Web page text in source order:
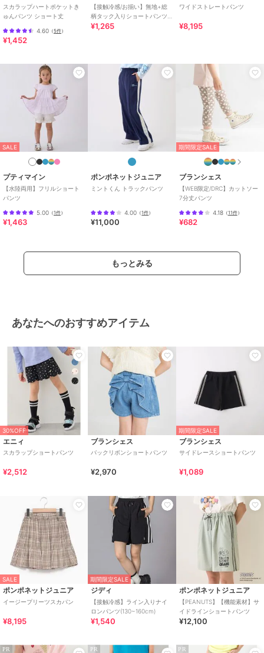
スカラップハートポケットき
ゅんパンツ ショート丈
4.60 （5件）
¥1,452
【接触冷感/お揃い】無地+総
柄タック入りショートパンツ
(90~130cm)
¥1,265
ワイドストレートパンツ
¥8,195
SALE
プティマイン
【水陸両用】フリルショート
パンツ
5.00 （1件）
¥1,463
ポンポネットジュニア
ミントくん トラックパンツ
4.00 （1件）
¥11,000
期間限定SALE
ブランシェス
【WEB限定/DRC】カットソー
7分丈パンツ
4.18（11件）
¥682
もっとみる
あなたへのおすすめアイテム
30%OFF
エニィ
スカラップショートパンツ
¥2,512
ブランシェス
バックリボンショートパンツ
¥2,970
期間限定SALE
ブランシェス
サイドレースショートパンツ
¥1,089
SALE
ポンポネットジュニア
イージープリーツスカパン
¥8,195
期間限定SALE
ジディ
【接触冷感】ライン入りナイ
ロンパンツ(130~160cm)
¥1,540
ポンポネットジュニア
【PEANUTS】【機能素材】サ
イドラインショートパンツ
¥12,100
PR PR PR